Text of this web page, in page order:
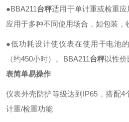
●BBA211台秤适用于单计重或检重
应用于多种不同使用场合，如包装，
●低功耗设计使仪表在使用干电池
（约450小时）。BBA211台秤以性价
表简单易操作
仪表外壳防护等级达到IP65，搭配4
计重/检重功能